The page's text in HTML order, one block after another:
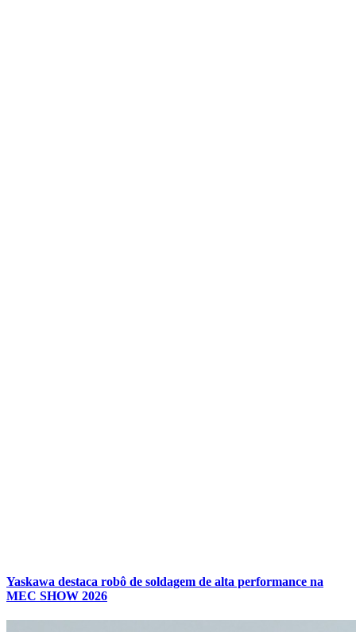
Yaskawa destaca robô de soldagem de alta performance na
MEC SHOW 2026